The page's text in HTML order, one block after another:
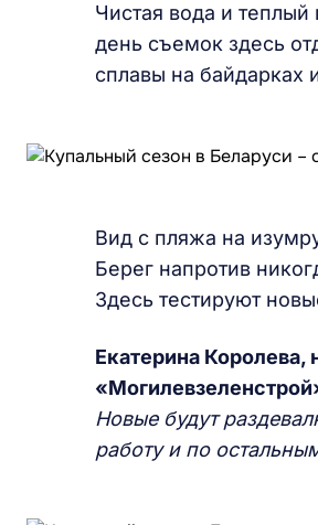
Чистая вода и теплый
день съемок здесь
сплавы на байдарках
Вид с пляжа на
Берег напротив
Здесь тестируют
Екатерина Королева,
Новые будут
работу и по